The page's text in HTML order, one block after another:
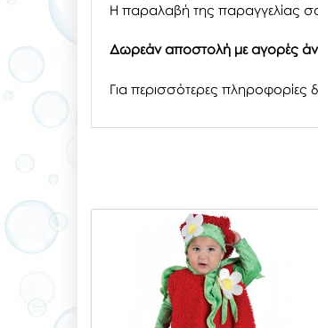
H παραλαβή της παραγγελίας
Δωρεάν αποστολή με αγορές
Για περισσότερες πληροφορίες